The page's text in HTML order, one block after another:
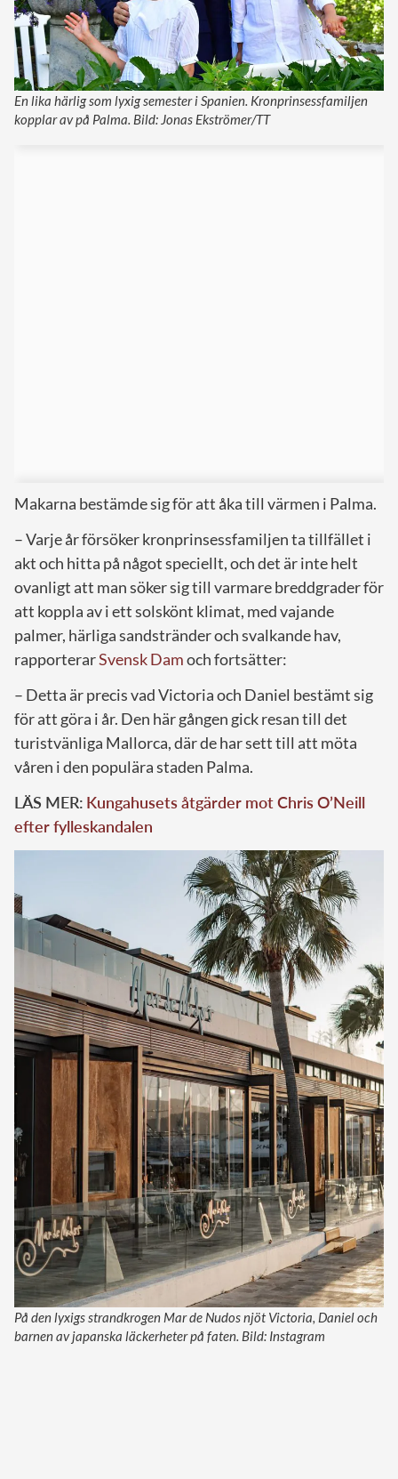
En lika härlig som lyxig semester i Spanien. Kronprinsessfamiljen
kopplar av på Palma. Bild: Jonas Ekströmer/TT
Makarna bestämde sig för att åka till värmen i Palma.
– Varje år försöker kronprinsessfamiljen ta tillfället i
akt och hitta på något speciellt, och det är inte helt
ovanligt att man söker sig till varmare breddgrader för
att koppla av i ett solskönt klimat, med vajande
palmer, härliga sandstränder och svalkande hav,
rapporterarSvensk Damoch fortsätter:
– Detta är precis vad Victoria och Daniel bestämt sig
för att göra i år. Den här gången gick resan till det
turistvänliga Mallorca, där de har sett till att möta
våren i den populära staden Palma.
LÄS MER: Kungahusets åtgärder mot Chris O’Neill
efter fylleskandalen
På den lyxigs strandkrogen Mar de Nudos njöt Victoria, Daniel och
barnen av japanska läckerheter på faten. Bild: Instagram